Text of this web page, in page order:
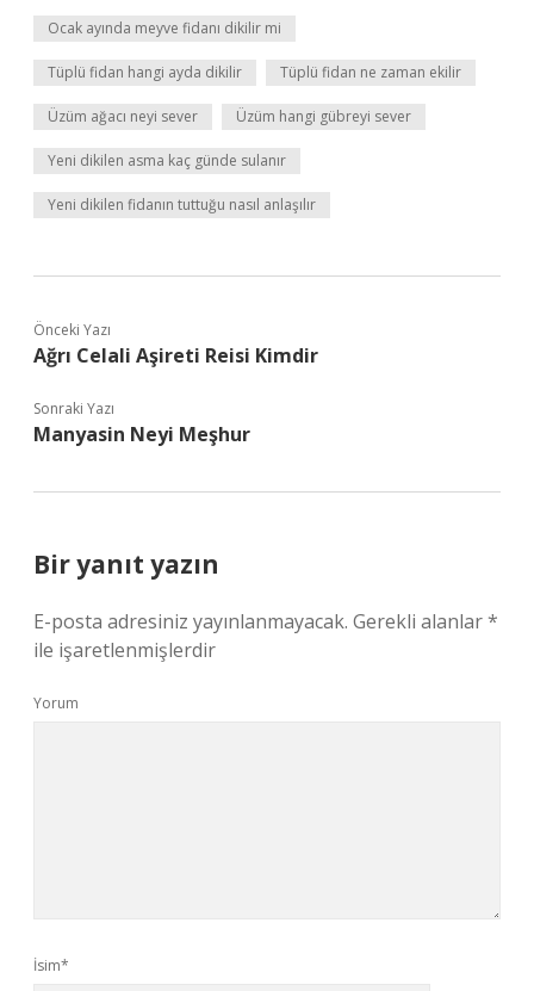
Ocak ayında meyve fidanı dikilir mi
Tüplü fidan hangi ayda dikilir Tüplü fidan ne zaman ekilir
Üzüm ağacı neyi sever Üzüm hangi gübreyi sever
Yeni dikilen asma kaç günde sulanır
Yeni dikilen fidanın tuttuğu nasıl anlaşılır
Önceki Yazı
Ağrı Celali Aşireti Reisi Kimdir
Sonraki Yazı
Manyasin Neyi Meşhur
Bir yanıt yazın
E-posta adresiniz yayınlanmayacak. Gerekli alanlar*
ile işaretlenmişlerdir
Yorum
İsim*